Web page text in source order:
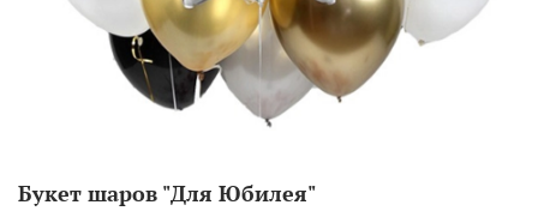
Букет шаров "Для Юбилея"